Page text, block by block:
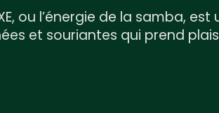
ou l’énergie de la samba,
et souriantes qui prend